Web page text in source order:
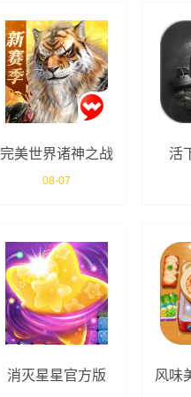
完美世界诸神之战
官服
08-07
活
消灭星星官方版 风味